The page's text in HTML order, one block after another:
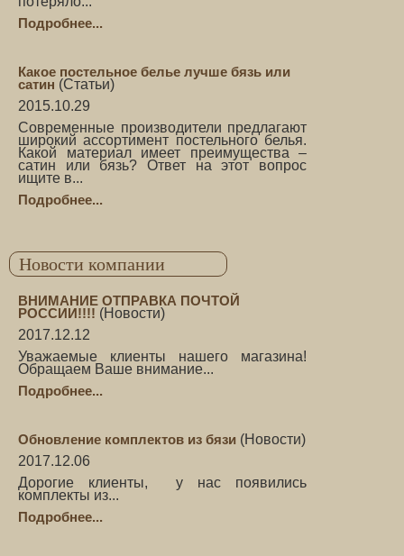
Подробнее...
Какое постельное белье лучше бязь или
сатин (Статьи)
2015.10.29
Современные производители предлагают
широкий ассортимент постельного белья.
Какой материал имеет преимущества –
сатин или бязь? Ответ на этот вопрос
ищите в...
Подробнее...
Новости компании
ВНИМАНИЕ ОТПРАВКА ПОЧТОЙ
РОССИИ!!!! (Новости)
2017.12.12
Уважаемые клиенты нашего магазина!
Обращаем Ваше внимание...
Подробнее...
Обновление комплектов из бязи (Новости)
2017.12.06
Дорогие клиенты, у нас появились
комплекты из...
Подробнее...